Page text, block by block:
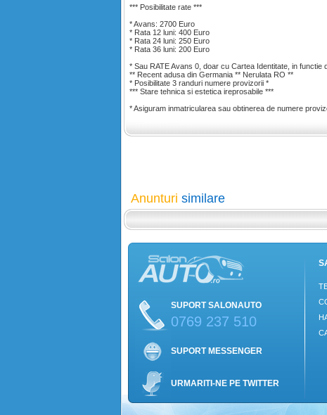
*** Posibilitate rate ***
* Avans: 2700 Euro
* Rata 12 luni: 400 Euro
* Rata 24 luni: 250 Euro
* Rata 36 luni: 200 Euro
* Sau RATE Avans 0, doar cu Cartea Identitate, in functie
** Recent adusa din Germania ** Nerulata RO **
* Posibilitate 3 randuri numere provizorii *
*** Stare tehnica si estetica ireprosabile ***
* Asiguram inmatricularea sau obtinerea de numere
Anunturi similare
SUPORT SALONAUTO
0769 237 510
SUPORT MESSENGER
URMARITI-NE PE TWITTER